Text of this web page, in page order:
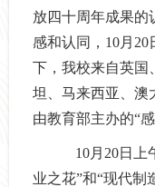
放四十周年成果的
感和认同， 10月 20
下， 我校来自英国
坦、马来西亚、澳
由教育部主办的“
10月 20日上
业之花”和“现代制